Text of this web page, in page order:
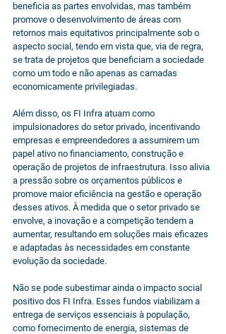
beneficia as partes envolvidas, mas também
promove o desenvolvimento de áreas com
retornos mais equitativos principalmente sob o
aspecto social, tendo em vista que, via de regra,
se trata de projetos que beneficiam a sociedade
como um todo e não apenas as camadas
economicamente privilegiadas.
Além disso, os FI Infra atuam como
impulsionadores do setor privado, incentivando
empresas e empreendedores a assumirem um
papel ativo no financiamento, construção e
operação de projetos de infraestrutura. Isso alivia
a pressão sobre os orçamentos públicos e
promove maior eficiência na gestão e operação
desses ativos. À medida que o setor privado se
envolve, a inovação e a competição tendem a
aumentar, resultando em soluções mais eficazes
e adaptadas às necessidades em constante
evolução da sociedade.
Não se pode subestimar ainda o impacto social
positivo dos FI Infra. Esses fundos viabilizam a
entrega de serviços essenciais à população,
como fornecimento de energia, sistemas de